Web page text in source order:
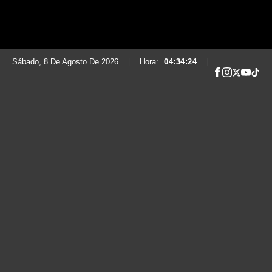
Sábado, 8 De Agosto De 2026 Hora: 04:34:25